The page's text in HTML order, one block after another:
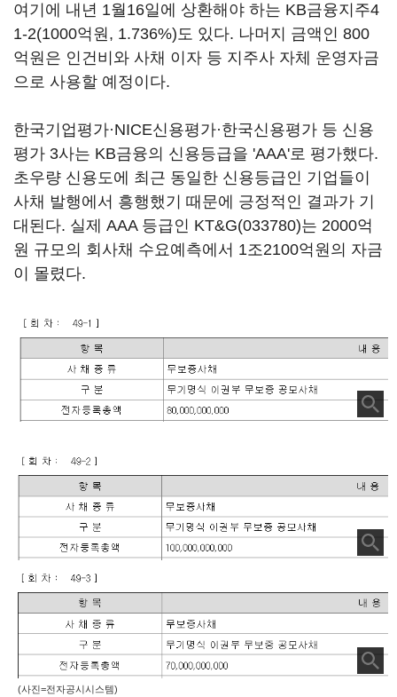
여기에 내년 1월16일에 상환해야 하는 KB금융지주4
1-2(1000억원, 1.736%)도 있다. 나머지 금액인 800
억원은 인건비와 사채 이자 등 지주사 자체 운영자금
으로 사용할 예정이다.
한국기업평가·NICE신용평가·한국신용평가 등 신용
평가 3사는 KB금융의 신용등급을 'AAA'로 평가했다.
초우량 신용도에 최근 동일한 신용등급인 기업들이
사채 발행에서 흥행했기 때문에 긍정적인 결과가 기
대된다. 실제 AAA 등급인 KT&G(033780)는 2000억
원 규모의 회사채 수요예측에서 1조2100억원의 자금
이 몰렸다.
(사진=전자공시시스템)